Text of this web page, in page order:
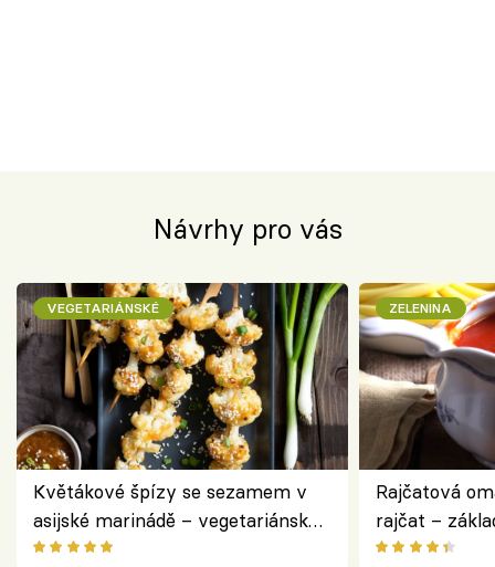
Návrhy pro vás
VEGETARIÁNSKÉ
Květákové špízy se sezamem v
asijské marinádě – vegetariánská
chuťovka z grilu
ZELENINA
Rajčatová
rajčat –